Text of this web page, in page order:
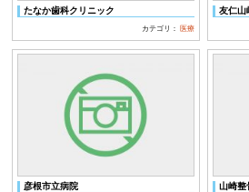
たなか歯科クリニック
カテゴリ： 医療
友仁山
彦根市立病院 山崎整